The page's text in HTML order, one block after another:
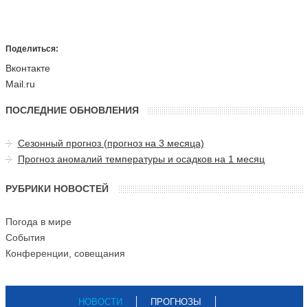
Поделиться:
Вконтакте
Mail.ru
ПОСЛЕДНИЕ ОБНОВЛЕНИЯ
Сезонный прогноз (прогноз на 3 месяца)
Прогноз аномалий температуры и осадков на 1 месяц
РУБРИКИ НОВОСТЕЙ
Погода в мире
События
Конференции, совещания
НОВОСТИ ПРОГНОЗЫ